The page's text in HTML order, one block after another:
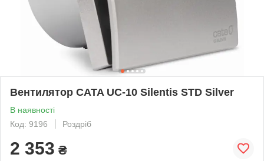
Вентилятор CATA UC-10 Silentis STD Silver
В наявності
Код: 9196
Роздріб
2 353 ₴